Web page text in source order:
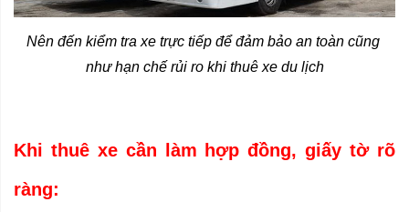
Nên đến kiểm tra xe trực tiếp để đảm bảo an toàn cũng
như hạn chế rủi ro khi thuê xe du lịch
Khi thuê xe cần làm hợp đồng, giấy tờ rõ
ràng: